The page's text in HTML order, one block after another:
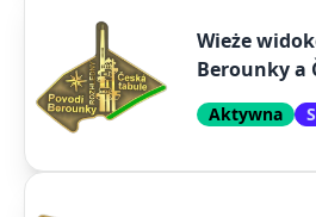
Wieże
Berounky a
Aktywna